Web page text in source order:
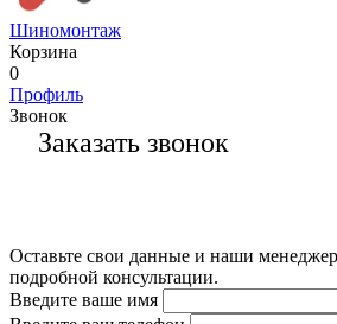
Шиномонтаж
Корзина
0
Профиль
Звонок
Заказать звонок
Оставьте свои данные и наши
подробной консультации.
Введите ваше имя